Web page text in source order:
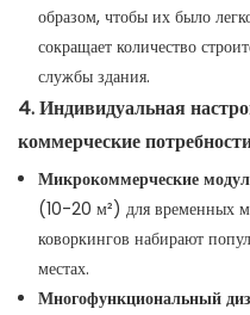
образом, чтобы их было
сокращает количество
службы здания.
4. Индивидуальная
коммерческие
Микрокоммерческие
(10-20 м²) для временных
коворкингов набирают
местах.
Многофункциональный